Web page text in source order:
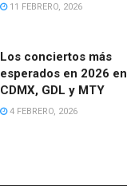
11 FEBRERO, 2026
Los conciertos más
esperados en 2026 en
CDMX, GDL y MTY
4 FEBRERO, 2026